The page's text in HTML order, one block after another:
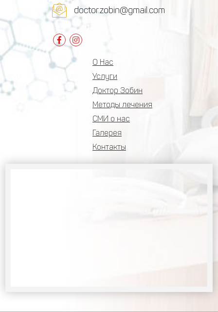
doctor.zobin@gmail.com
О Нас
Услуги
Доктор Зобин
Методы лечения
СМИ о нас
Галерея
Контакты